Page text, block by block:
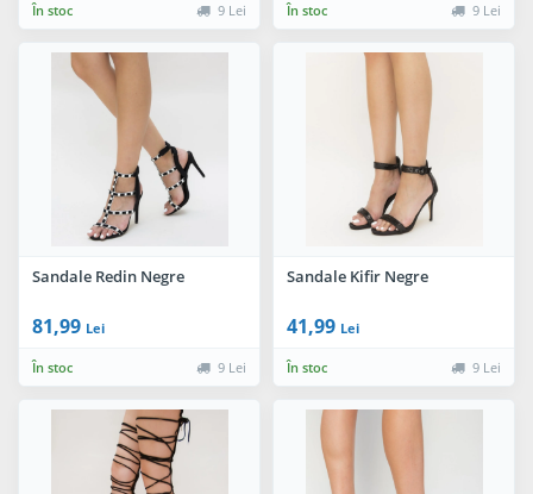
În stoc 9 Lei În stoc 9 Lei
Sandale Redin Negre
81,99 Lei
În stoc 9 Lei
Sandale Kifir Negre
41,99 Lei
În stoc 9 Lei